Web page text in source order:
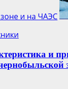
и на ЧАЭС
и